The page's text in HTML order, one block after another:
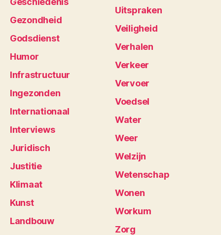
Gezondheid
Godsdienst
Humor
Infrastructuur
Ingezonden
Internationaal
Interviews
Juridisch
Justitie
Klimaat
Kunst
Landbouw
Uitspraken
Veiligheid
Verhalen
Verkeer
Vervoer
Voedsel
Water
Weer
Welzijn
Wetenschap
Wonen
Workum
Zorg